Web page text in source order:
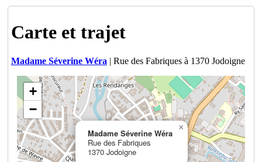
Carte et trajet
Madame Séverine Wéra | Rue des Fabriques à 1370 Jodoigne
Madame Séverine Wéra
Rue des Fabriques
1370 Jodoigne
×
+
−